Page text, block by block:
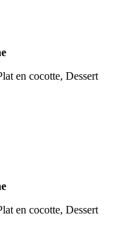
en cocotte, Dessert
en cocotte, Dessert